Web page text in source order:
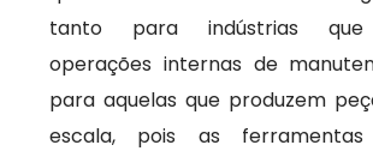
tanto para indústrias que
operações internas de
para aquelas que produzem
escala, pois as ferramentas